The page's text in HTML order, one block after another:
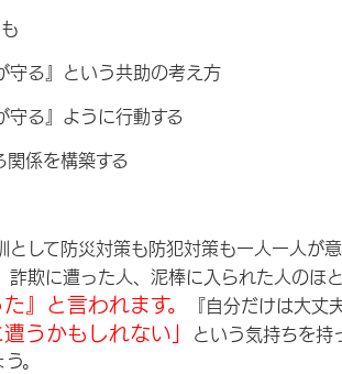
も
守る』という共助の考え方
守る』ように行動する
関係を構築する
して防災対策も防犯対策も一人一人が
詐欺に遭った人、泥棒に入られた人のほ
』と言われます。
『自分だけは大丈
うかもしれない」 という気持ちを持
。